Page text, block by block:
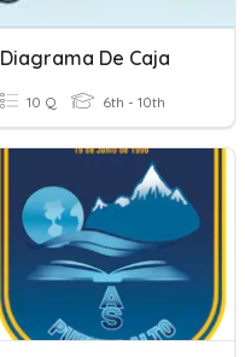
Diagrama De Caja
10 Q 6th - 10th